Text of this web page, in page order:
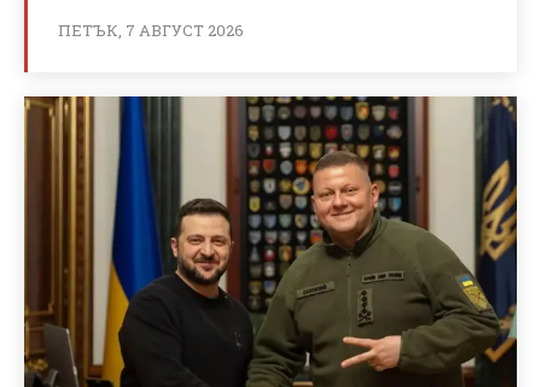
ПЕТЪК, 7 АВГУСТ 2026